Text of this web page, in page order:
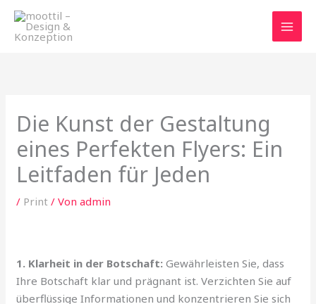
Zum
Inhalt
springen
Die Kunst der Gestaltung
eines Perfekten Flyers: Ein
Leitfaden für Jeden
/ Print / Vonadmin
1. Klarheit in der Botschaft: Gewährleisten Sie, dass
Ihre Botschaft klar und prägnant ist. Verzichten Sie auf
überflüssige Informationen und konzentrieren Sie sich